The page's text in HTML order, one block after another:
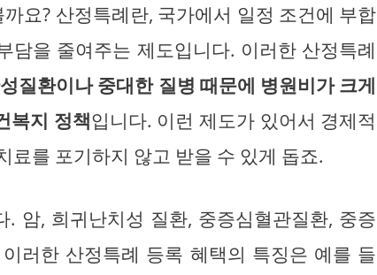
요? 산정특례란, 국가에서 일정 조건에 부합
담을 줄여주는 제도입니다. 이러한 산정특례
질환이나 중대한 질병 때문에 병원비가 크게
복지 정책입니다. 이런 제도가 있어서 경제적
료를 포기하지 않고 받을 수 있게 돕죠.
암, 희귀난치성 질환, 중증심혈관질환, 중증
러한 산정특례 등록 혜택의 특징은 예를 들